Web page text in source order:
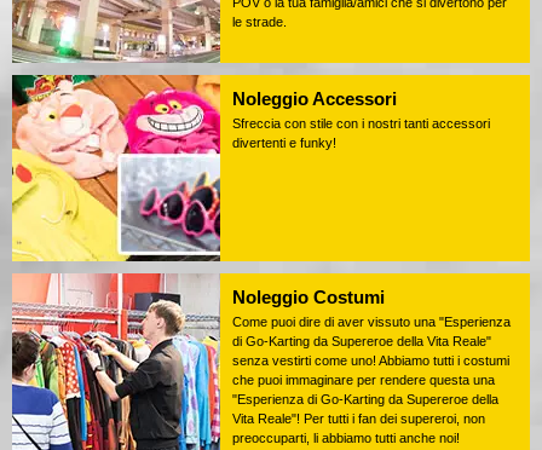
le strade.
Noleggio Accessori
Sfreccia con stile con i nostri tanti accessori
divertenti e funky!
Noleggio Costumi
Come puoi dire di aver vissuto una "Esperienza
di Go-Karting da Supereroe della Vita Reale"
senza vestirti come uno! Abbiamo tutti i costumi
che puoi immaginare per rendere questa una
"Esperienza di Go-Karting da Supereroe della
Vita Reale"! Per tutti i fan dei supereroi, non
preoccuparti, li abbiamo tutti anche noi!